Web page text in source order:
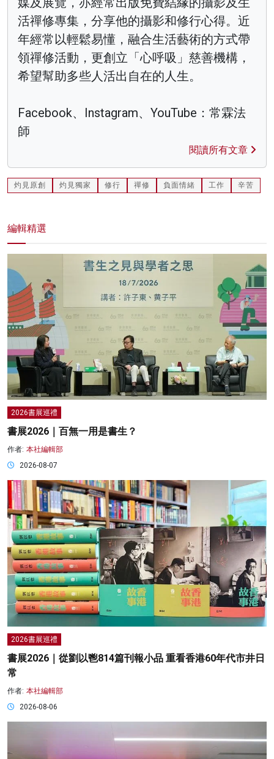
活禪修專集，分享他的攝影和修行心得。近
年經常以輕鬆易懂，融合生活藝術的方式帶
領禪修活動，更創立「心呼吸」慈善機構，
希望幫助多些人活出自在的人生。
Facebook、Instagram、YouTube：常霖法
師
閱讀所有文章
灼見原創 灼見獨家 修行 禪修 負面情緒 工作 辛苦
編輯精選
2026書展巡禮
書展2026｜百無一用是書生？
作者: 本社編輯部
2026-08-07
2026書展巡禮
書展2026｜從劉以鬯814篇刊報小品 重看香港60年代市井日
常
作者: 本社編輯部
2026-08-06